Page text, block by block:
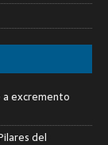
a excremento
del